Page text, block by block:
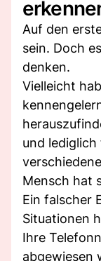
Auf den
sein. Doch
denken.
Vielleicht
und
Mensch hat
Ein falscher
Situationen
Ihre
abgewiesen